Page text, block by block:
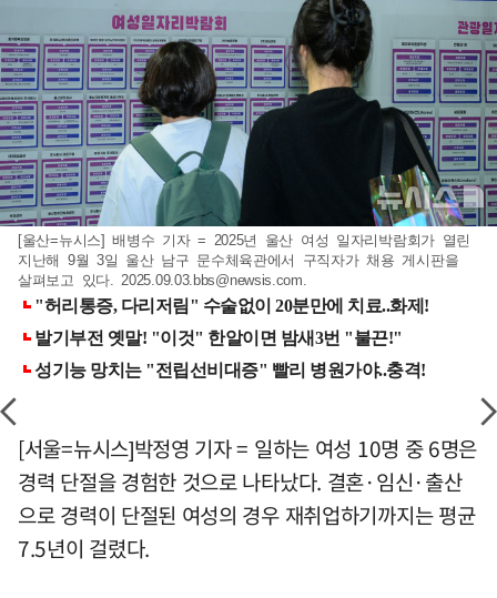
[울산=뉴시스] 배병수 기자 = 2025년 울산 여성 일자리박람회가 열린
지난해 9월 3일 울산 남구 문수체육관에서 구직자가 채용 게시판을
살펴보고 있다.2025.09.03.bbs@newsis.com.
[서울=뉴시스]박정영 기자 = 일하는 여성 10명 중 6명은
경력 단절을 경험한 것으로 나타났다. 결혼·임신·출산
으로 경력이 단절된 여성의 경우 재취업하기까지는 평균
7.5년이 걸렸다.